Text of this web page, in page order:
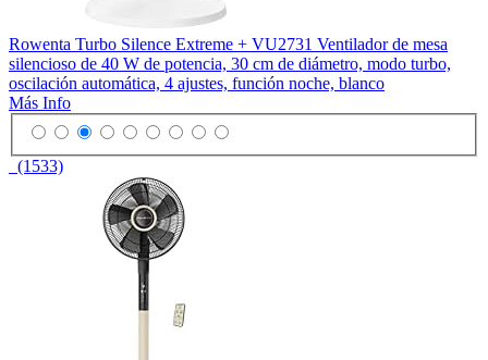
Rowenta Turbo Silence Extreme + VU2731 Ventilador de mesa
silencioso de 40 W de potencia, 30 cm de diámetro, modo turbo,
oscilación automática, 4 ajustes, función noche, blanco
Más Info
(1533)